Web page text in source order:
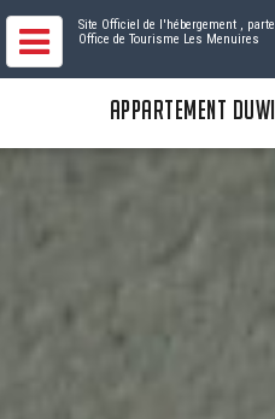
Site Officiel de l'hébergement ,
Office de Tourisme Les Menuires
APPARTEMENT